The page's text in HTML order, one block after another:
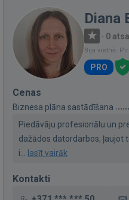
Diana
· 0
Bija vietnē:
PRO
Cenas
Biznesa plāna sastādīšana
Piedāvāju profesionālu un
dažādos datordarbos, ļaujot
i...
lasīt vairāk
Kontakti